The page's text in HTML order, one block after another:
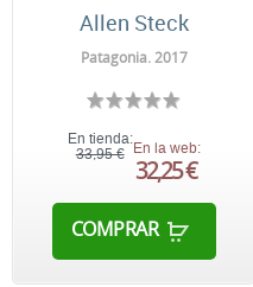
Allen Steck
Patagonia. 2017
En tienda:
33,95 € En la web:
32,25 €
COMPRAR